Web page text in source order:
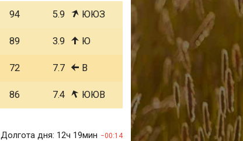
94 5.9 ЮЮЗ
89 3.9 Ю
72 7.7 В
86 7.4 ЮЮВ
Долгота дня: 12ч 19мин 00:14